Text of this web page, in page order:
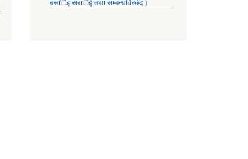
बसाँर्इ सरार्इँ तथा सम्बन्धविच्छेद )